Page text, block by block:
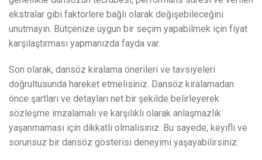
ekstralar gibi faktörlere bağlı olarak değişebileceğini
unutmayın. Bütçenize uygun bir seçim yapabilmek için fiyat
karşılaştırması yapmanızda fayda var.
Son olarak, dansöz kiralama önerileri ve tavsiyeleri
doğrultusunda hareket etmelisiniz. Dansöz kiralamadan
önce şartları ve detayları net bir şekilde belirleyerek
sözleşme imzalamalı ve karşılıklı olarak anlaşmazlık
yaşanmaması için dikkatli olmalısınız. Bu sayede, keyifli ve
sorunsuz bir dansöz gösterisi deneyimi yaşayabilirsiniz.